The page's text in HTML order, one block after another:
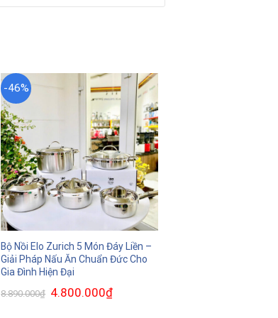
-46%
Bộ Nồi Elo Zurich 5 Món Đáy Liền –
Giải Pháp Nấu Ăn Chuẩn Đức Cho
Gia Đình Hiện Đại
8.890.000₫ Giá
gốc
4.800.000₫Giá